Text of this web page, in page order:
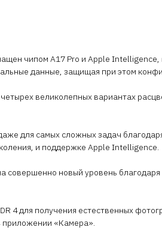
чипом A17 Pro и Apple Intelligence,
данные, защищая при этом
великолепных вариантах
для самых сложных задач
и поддержке Apple Intelligence.
новый уровень
4 для получения естественных
приложении «Камера».